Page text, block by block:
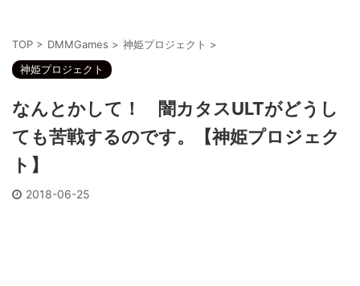
TOP > DMMGames > 神姫プロジェクト >
神姫プロジェクト
なんとかして！ 闇カタスULTがどうし
ても苦戦するのです。【神姫プロジェク
ト】
2018-06-25